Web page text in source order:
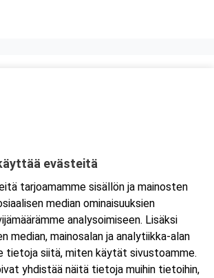
ajo-ohjeetevästeitä
tarjoamamme sisällön ja mainosten
median ominaisuuksien
analysoimiseen. Lisäksi
median, mainosalan ja analytiikka-alan
tietoja siitä, miten käytät sivustoamme.
yhdistää näitä tietoja muihin tietoihin,